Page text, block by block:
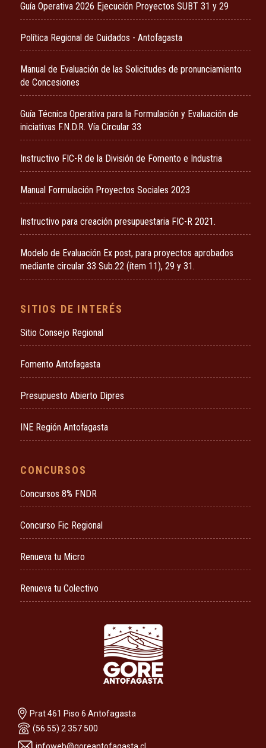
Guía Operativa 2026 Ejecución Proyectos SUBT 31 y 29
Política Regional de Cuidados - Antofagasta
Manual de Evaluación de las Solicitudes de pronunciamiento
de Concesiones
Guía Técnica Operativa para la Formulación y Evaluación de
iniciativas F.N.D.R. Vía Circular 33
Instructivo FIC-R de la División de Fomento e Industria
Manual Formulación Proyectos Sociales 2023
Instructivo para creación presupuestaria FIC-R 2021.
Modelo de Evaluación Ex post, para proyectos aprobados
mediante circular 33 Sub.22 (ítem 11), 29 y 31.
SITIOS DE INTERÉS
Sitio Consejo Regional
Fomento Antofagasta
Presupuesto Abierto Dipres
INE Región Antofagasta
CONCURSOS
Concursos 8% FNDR
Concurso Fic Regional
Renueva tu Micro
Renueva tu Colectivo
Prat 461 Piso 6 Antofagasta
(56 55) 2 357 500